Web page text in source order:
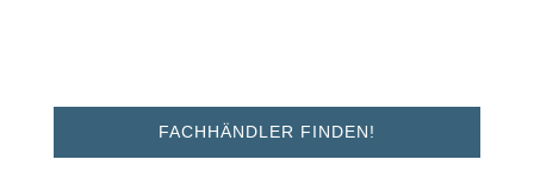
FACHHÄNDLER FINDEN!